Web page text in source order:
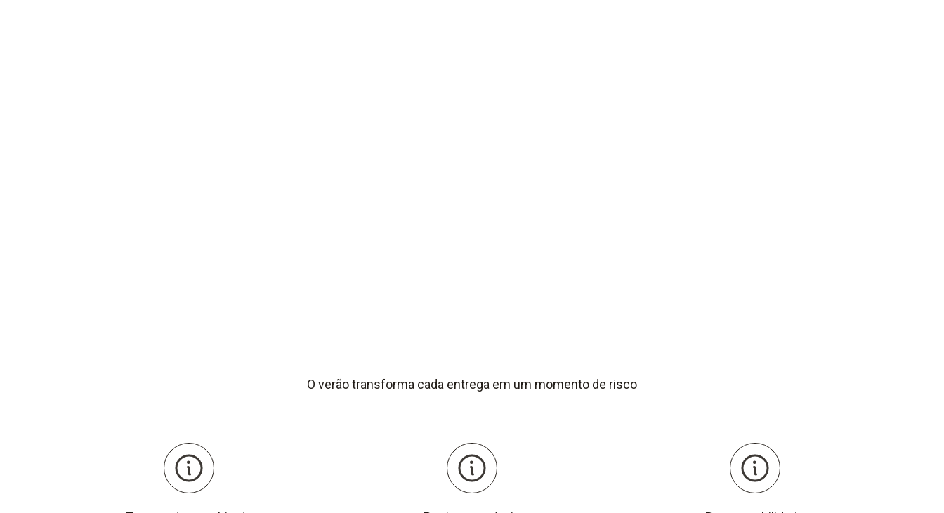
O verão transforma cada entrega em um momento de risco